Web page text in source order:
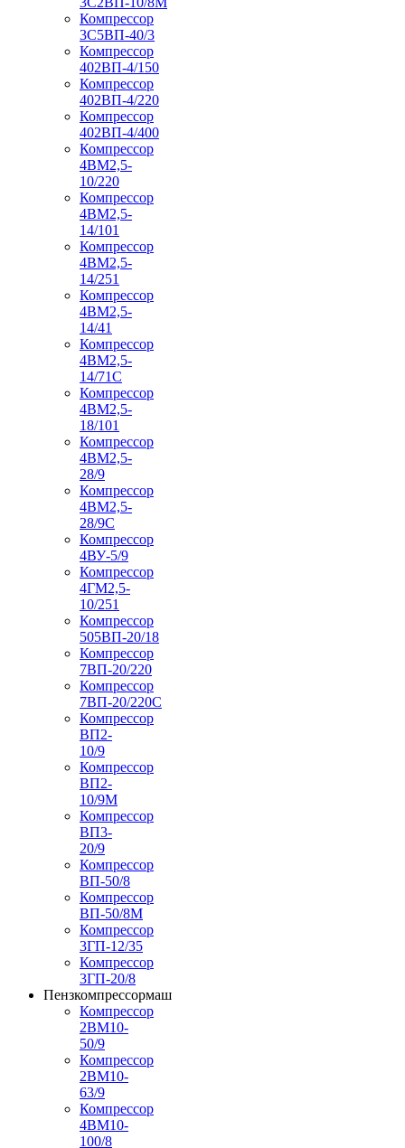
Компрессор
3С5ВП-40/3
Компрессор
402ВП-4/150
Компрессор
402ВП-4/220
Компрессор
402ВП-4/400
Компрессор
4ВМ2,5-
10/220
Компрессор
4ВМ2,5-
14/101
Компрессор
4ВМ2,5-
14/251
Компрессор
4ВМ2,5-
14/41
Компрессор
4ВМ2,5-
14/71C
Компрессор
4ВМ2,5-
18/101
Компрессор
4ВМ2,5-
28/9
Компрессор
4ВМ2,5-
28/9С
Компрессор
4ВУ-5/9
Компрессор
4ГМ2,5-
10/251
Компрессор
505ВП-20/18
Компрессор
7ВП-20/220
Компрессор
7ВП-20/220С
Компрессор
ВП2-
10/9
Компрессор
ВП2-
10/9М
Компрессор
ВП3-
20/9
Компрессор
ВП-50/8
Компрессор
ВП-50/8М
Компрессор
3ГП-12/35
Компрессор
3ГП-20/8
Пензкомпрессормаш
Компрессор
2ВМ10-
50/9
Компрессор
2ВМ10-
63/9
Компрессор
4ВМ10-
100/8